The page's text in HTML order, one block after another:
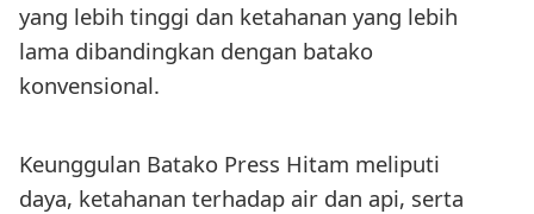
yang lebih tinggi dan ketahanan yang lebih
lama dibandingkan dengan batako
konvensional.
Keunggulan Batako Press Hitam meliputi
daya, ketahanan terhadap air dan api, serta